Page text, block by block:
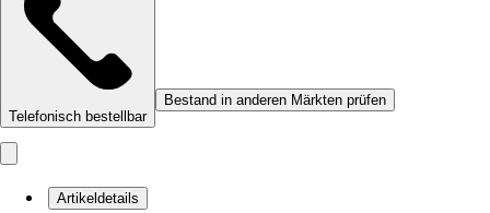
Telefonisch bestellbar
Bestand in anderen Märkten prüfen
Artikeldetails